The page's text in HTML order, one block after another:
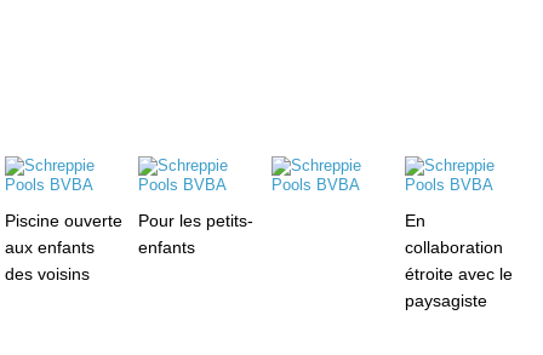
Piscine ouverte
aux enfants
des voisins
Pour les petits-
enfants
En
collaboration
étroite avec le
paysagiste